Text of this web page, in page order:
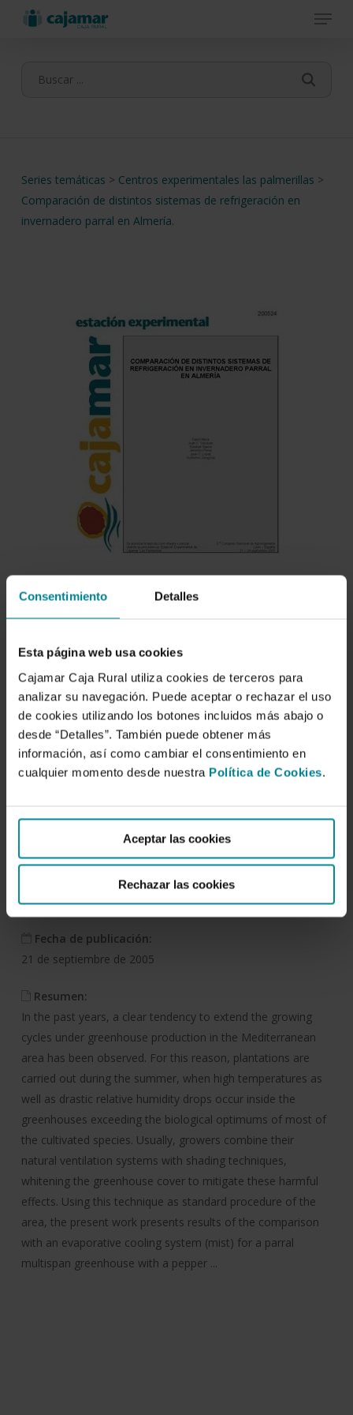
Consentimiento Detalles
Esta página web usa cookies
Cajamar Caja Rural utiliza cookies de terceros para
analizar su navegación. Puede aceptar o rechazar el uso
de cookies utilizando los botones incluidos más abajo o
desde “Detalles”. También puede obtener más
información, así como cambiar el consentimiento en
cualquier momento desde nuestra Política de Cookies.
Aceptar las cookies
Rechazar las cookies
Menu
Series temáticas > Centros experimentales las palmerillas >
Comparación de distintos sistemas de refrigeración en
invernadero parral en Almería.
Descargar
Comparación de distintos
sistemas de refrigeración
en invernadero parral en
David Erik Meca Abad,Esteban Baeza Romero,Guillermo
Jerónimo José Pérez Parra,Juan Carlos Gázquez
Garrido,Juan Carlos López Hernández
Fecha de publicación:
21 de septiembre de 2005
Resumen:
In the past years, a clear tendency to extend the growing
cycles under greenhouse production in the Mediterranean
area has been observed. For this reason, plantations are
carried out during the summer, when high temperatures as
well as drastic relative humidity drops occur inside the
greenhouses exceeding the biological optimums of most of
the cultivated species. Usually, growers combine their
natural ventilation systems with shading techniques,
whitening the greenhouse cover to mitigate these harmful
effects. Using this technique as standard procedure of the
area, the present work presents results of the comparison
with an evaporative cooling system (mist) for a parral
multispan greenhouse with a pepper ...